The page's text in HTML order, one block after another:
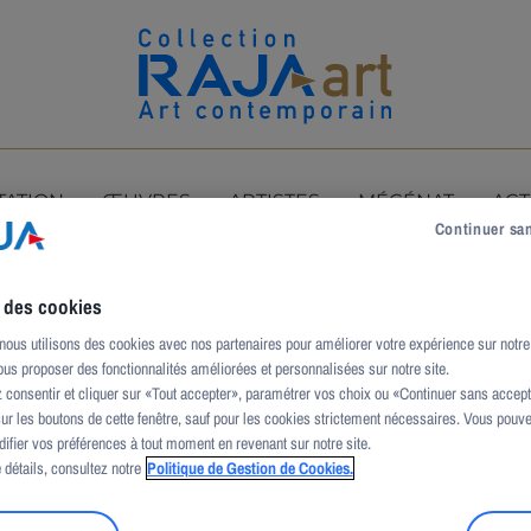
ŒUVRES ARTISTES MÉCÉNAT
cookies
utilisons des cookies avec nos partenaires pour améliorer votre expérience sur
proposer des fonctionnalités améliorées et personnalisées sur notre site.
consentir et cliquer sur «Tout accepter», paramétrer vos choix ou «Continuer sans
les boutons de cette fenêtre, sauf pour les cookies strictement nécessaires. Vous
vos préférences à tout moment en revenant sur notre site.
détails, consultez notre Politique de Gestion de Cookies.
Continuer